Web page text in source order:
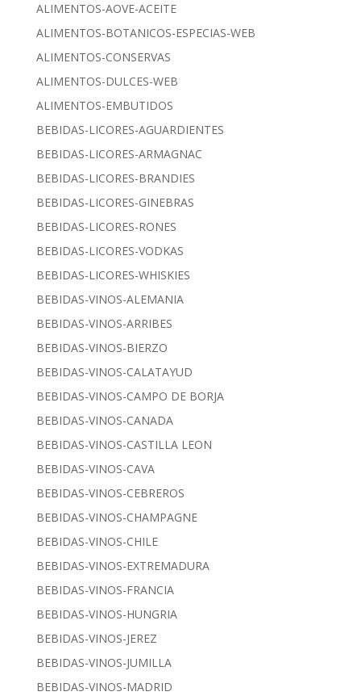
ALIMENTOS-AOVE-ACEITE
ALIMENTOS-BOTANICOS-ESPECIAS-WEB
ALIMENTOS-CONSERVAS
ALIMENTOS-DULCES-WEB
ALIMENTOS-EMBUTIDOS
BEBIDAS-LICORES-AGUARDIENTES
BEBIDAS-LICORES-ARMAGNAC
BEBIDAS-LICORES-BRANDIES
BEBIDAS-LICORES-GINEBRAS
BEBIDAS-LICORES-RONES
BEBIDAS-LICORES-VODKAS
BEBIDAS-LICORES-WHISKIES
BEBIDAS-VINOS-ALEMANIA
BEBIDAS-VINOS-ARRIBES
BEBIDAS-VINOS-BIERZO
BEBIDAS-VINOS-CALATAYUD
BEBIDAS-VINOS-CAMPO DE BORJA
BEBIDAS-VINOS-CANADA
BEBIDAS-VINOS-CASTILLA LEON
BEBIDAS-VINOS-CAVA
BEBIDAS-VINOS-CEBREROS
BEBIDAS-VINOS-CHAMPAGNE
BEBIDAS-VINOS-CHILE
BEBIDAS-VINOS-EXTREMADURA
BEBIDAS-VINOS-FRANCIA
BEBIDAS-VINOS-HUNGRIA
BEBIDAS-VINOS-JEREZ
BEBIDAS-VINOS-JUMILLA
BEBIDAS-VINOS-MADRID